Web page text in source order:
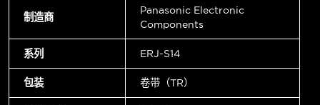
制造商
Panasonic Electronic
Components
系列 ERJ-S14
包装 卷带（TR）